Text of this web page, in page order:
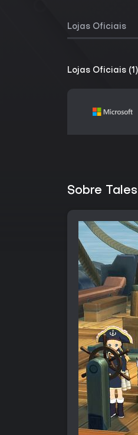
Lojas Oficiais
Lojas Oficiais (1)
Sobre